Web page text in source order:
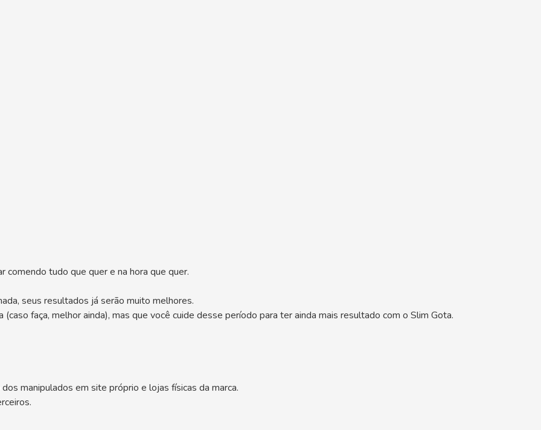
tudo que quer e na hora que quer.
seus resultados já serão muito melhores.
faça, melhor ainda), mas que você cuide desse período para ter ainda mais resultado com o Slim Gota.
manipulados em site próprio e lojas físicas da marca.